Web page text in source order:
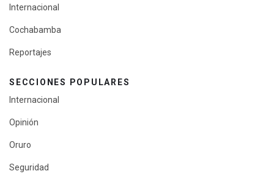
Internacional
Cochabamba
Reportajes
SECCIONES POPULARES
Internacional
Opinión
Oruro
Seguridad